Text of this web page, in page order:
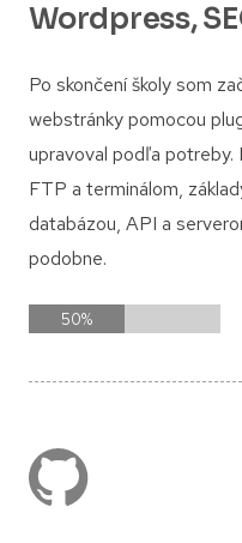
Wordpress,
Po skončení školy som
webstránky pomocou
upravoval podľa potreby.
FTP a terminálom,
databázou, API a
podobne.
50%